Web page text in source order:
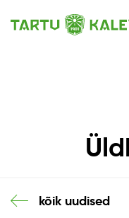
kõik uudised